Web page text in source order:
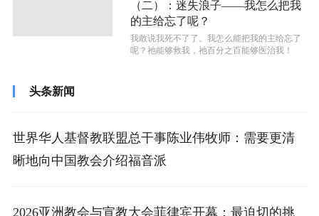
（二）：迷失浪子——我怎么把我
的主给忘了呢？
我敢说我死不了了。我怎么能把我的主给忘了
呢？祂能够救我，祂百分之百能够医治我！
头条新闻
世界华人基督教联盟总干事陈业伟牧师：需要更清
晰地向中国教会介绍福音派
2026亚洲教会与宣教大会菲律宾开幕：最迫切的挑